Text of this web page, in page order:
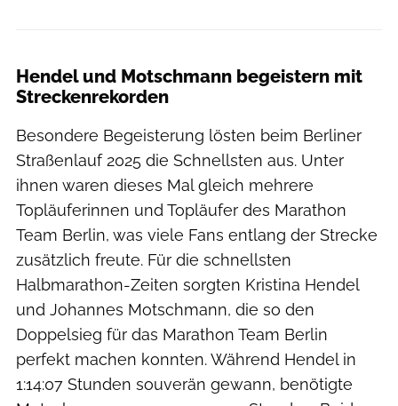
Hendel und Motschmann begeistern mit
Streckenrekorden
Besondere Begeisterung lösten beim Berliner
Straßenlauf 2025 die Schnellsten aus. Unter
ihnen waren dieses Mal gleich mehrere
Topläuferinnen und Topläufer des Marathon
Team Berlin, was viele Fans entlang der Strecke
zusätzlich freute. Für die schnellsten
Halbmarathon-Zeiten sorgten Kristina Hendel
und Johannes Motschmann, die so den
Doppelsieg für das Marathon Team Berlin
perfekt machen konnten. Während Hendel in
1:14:07 Stunden souverän gewann, benötigte